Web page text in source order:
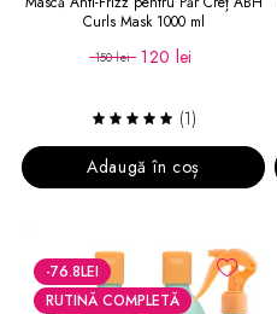
Curls Mask 1000 ml
150 lei 120 lei
(1)
Adaugă în coș
-76.8LEI
RUTINĂ COMPLETĂ